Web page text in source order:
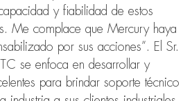
y fiabilidad de estos
Me complace que Mercury haya
por sus acciones”. El Sr.
se enfoca en desarrollar y
para brindar soporte técnico